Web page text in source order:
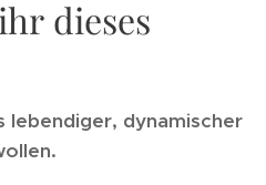
dieses
lebendiger, dynamischer